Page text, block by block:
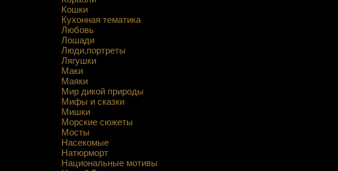
Кошки
Кухонная тематика
Любовь
Лошади
Люди,портреты
Лягушки
Маки
Маяки
Мир дикой природы
Мифы и сказки
Мишки
Морские сюжеты
Мосты
Насекомые
Натюрморт
Национальные мотивы